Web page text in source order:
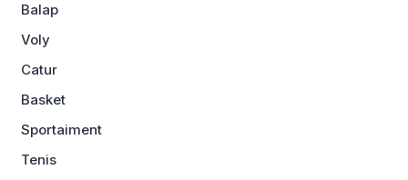
Balap
Voly
Catur
Basket
Sportaiment
Tenis